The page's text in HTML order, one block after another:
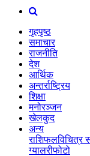
गृहपृष्ठ
समाचार
राजनीति
देश
आर्थिक
अन्तर्राष्ट्रिय
शिक्षा
मनोरञ्जन
खेलकुद
अन्य
राशिफलविचित्र
ग्यालरीफोटो